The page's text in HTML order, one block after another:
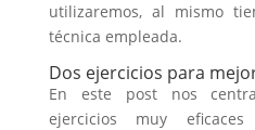
utilizaremos, al mismo
técnica empleada.
Dos ejercicios para
En este post nos
ejercicios muy